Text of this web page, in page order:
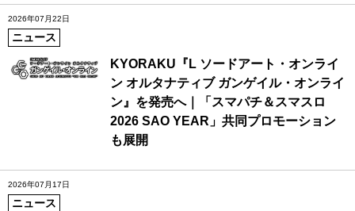
2026年07月22日
ニュース
KYORAKU『L ソードアート・オンライ
ン オルタナティブ ガンゲイル・オンライ
ン』を発売へ｜「スマパチ＆スマスロ
2026 SAO YEAR」共同プロモーション
も展開
2026年07月17日
ニュース